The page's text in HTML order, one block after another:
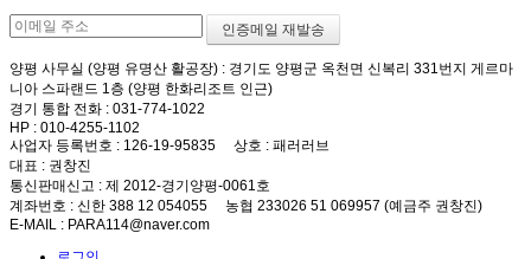
양평 사무실 (양평 유명산 활공장) : 경기도 양평군 옥천면 신복리 331번지 게르마
니아 스파랜드 1층 (양평 한화리조트 인근)
경기 통합 전화 : 031-774-1022
HP : 010-4255-1102
사업자 등록번호 : 126-19-95835 상호 : 패러러브
대표 : 권창진
통신판매신고 : 제 2012-경기양평-0061호
계좌번호 : 신한 388 12 054055 농협 233026 51 069957 (예금주 권창진)
E-MAIL : PARA114@naver.com